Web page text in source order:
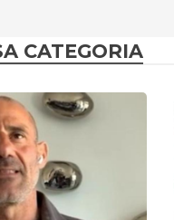
CATEGORIA